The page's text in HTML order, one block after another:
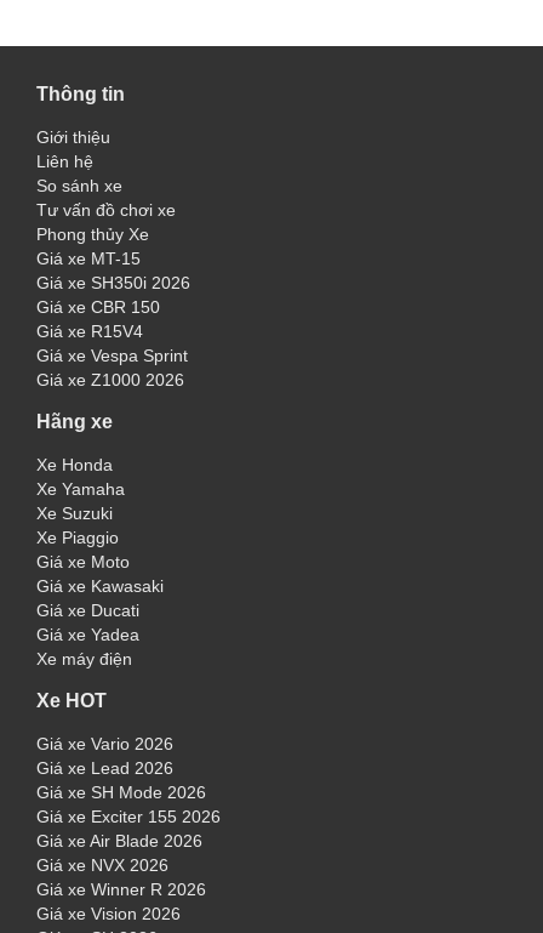
Thông tin
Giới thiệu
Liên hệ
So sánh xe
Tư vấn đồ chơi xe
Phong thủy Xe
Giá xe MT-15
Giá xe SH350i 2026
Giá xe CBR 150
Giá xe R15V4
Giá xe Vespa Sprint
Giá xe Z1000 2026
Hãng xe
Xe Honda
Xe Yamaha
Xe Suzuki
Xe Piaggio
Giá xe Moto
Giá xe Kawasaki
Giá xe Ducati
Giá xe Yadea
Xe máy điện
Xe HOT
Giá xe Vario 2026
Giá xe Lead 2026
Giá xe SH Mode 2026
Giá xe Exciter 155 2026
Giá xe Air Blade 2026
Giá xe NVX 2026
Giá xe Winner R 2026
Giá xe Vision 2026